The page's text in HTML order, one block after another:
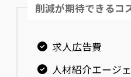
削減が期待できるコ
求人広告費
人材紹介エージ